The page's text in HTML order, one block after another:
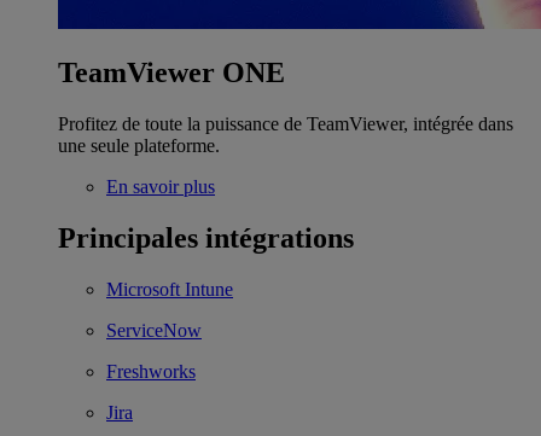
TeamViewer ONE
Profitez de toute la puissance de TeamViewer, intégrée dans
une seule plateforme.
En savoir plus
Principales intégrations
Microsoft Intune
ServiceNow
Freshworks
Jira